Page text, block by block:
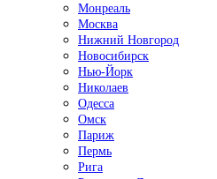
Монреаль
Москва
Нижний Новгород
Новосибирск
Нью-Йорк
Николаев
Одесса
Омск
Париж
Пермь
Рига